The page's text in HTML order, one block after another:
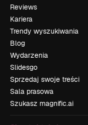
Reviews
Kariera
Trendy wyszukiwania
Blog
Wydarzenia
Slidesgo
Sprzedaj swoje treści
Sala prasowa
Szukasz magnific.ai